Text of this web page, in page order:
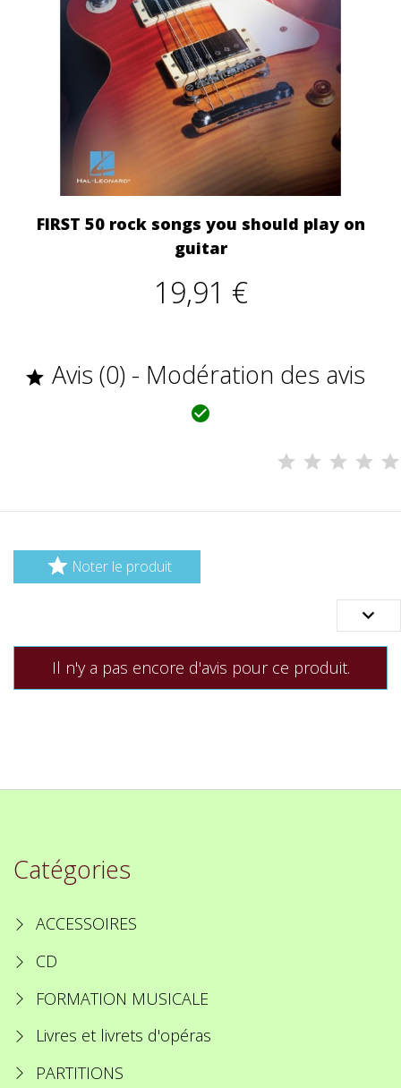
FIRST 50 rock songs you should play on
guitar
19,91 €
 Avis (0) - Modération des avis

 Noter le produit

Il n'y a pas encore d'avis pour ce produit.
Catégories
ACCESSOIRES
CD
FORMATION MUSICALE
Livres et livrets d'opéras
PARTITIONS